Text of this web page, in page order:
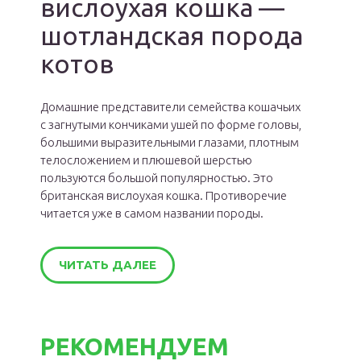
вислоухая кошка —
шотландская порода
котов
Домашние представители семейства кошачьих
с загнутыми кончиками ушей по форме головы,
большими выразительными глазами, плотным
телосложением и плюшевой шерстью
пользуются большой популярностью. Это
британская вислоухая кошка. Противоречие
читается уже в самом названии породы.
ЧИТАТЬ ДАЛЕЕ
РЕКОМЕНДУЕМ